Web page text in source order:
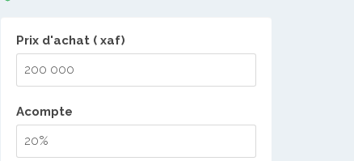
Prix d'achat ( xaf)
Acompte